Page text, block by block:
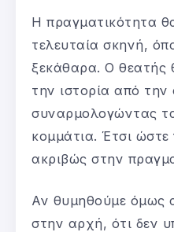
Η πραγματικότητα
τελευταία σκηνή,
ξεκάθαρα. Ο θεατής
την ιστορία από
συναρμολογώντας
κομμάτια. Έτσι ώστε
ακριβώς στην
Αν θυμηθούμε όμως
στην αρχή, ότι δεν